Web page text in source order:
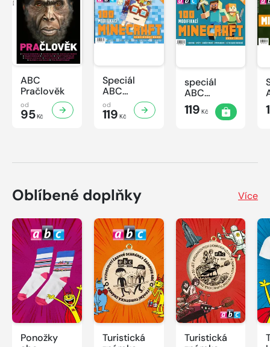
ABC
Pračlověk
od
95Kč
Speciál
ABC
Minecraft 3
od
119 Kč
speciál
ABC
Minecraft 2
119 Kč
Oblíbené doplňky Více
Ponožky
Turistická
Turistická